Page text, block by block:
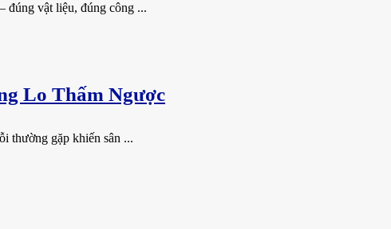
đúng vật liệu, đúng công ...
Lo Thấm Ngược
thường gặp khiến sân ...